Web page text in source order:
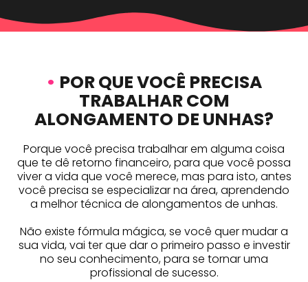
• POR QUE VOCÊ PRECISA
TRABALHAR COM
ALONGAMENTO DE UNHAS?
Porque você precisa trabalhar em alguma coisa
que te dê retorno financeiro, para que você possa
viver a vida que você merece, mas para isto, antes
você precisa se especializar na área, aprendendo
a melhor técnica de alongamentos de unhas.
Não existe fórmula mágica, se você quer mudar a
sua vida, vai ter que dar o primeiro passo e investir
no seu conhecimento, para se tornar uma
profissional de sucesso.